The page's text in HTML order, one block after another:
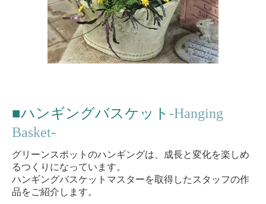
■ハンギングバスケット -Hanging
Basket-
グリーンスポットのハンギングは、成長と変化を楽しめ
るつくりになっています。
ハンギングバスケットマスターを取得したスタッフの作
品をご紹介します。